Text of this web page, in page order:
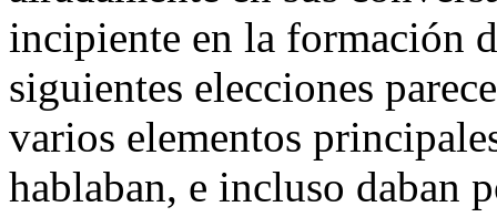
incipiente en la formación
siguientes elecciones
varios elementos
hablaban, e incluso daban